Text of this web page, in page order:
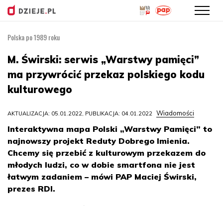
treści
Polska po 1989 roku
M. Świrski: serwis „Warstwy pamięci”
ma przywrócić przekaz polskiego kodu
kulturowego
AKTUALIZACJA: 05.01.2022, PUBLIKACJA: 04.01.2022 Wiadomości
Interaktywna mapa Polski „Warstwy Pamięci” to
najnowszy projekt Reduty Dobrego Imienia.
Chcemy się przebić z kulturowym przekazem do
młodych ludzi, co w dobie smartfona nie jest
łatwym zadaniem – mówi PAP Maciej Świrski,
prezes RDI.